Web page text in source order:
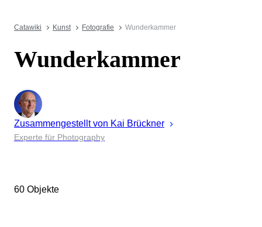
Catawiki Kunst Fotografie Wunderkammer
Wunderkammer
Zusammengestellt von Kai Brückner
Experte für Photography
60 Objekte